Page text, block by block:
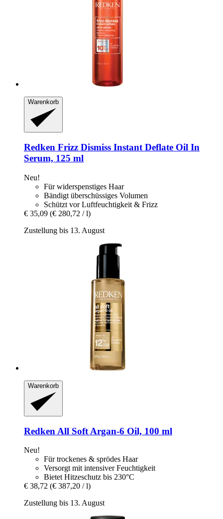
Warenkorb
Redken Frizz Dismiss Instant Deflate Oil In
Serum, 125 ml
Neu!
Für widerspenstiges Haar
Bändigt überschüssiges Volumen
Schützt vor Luftfeuchtigkeit & Frizz
€ 35,09 (€ 280,72 / l)
Zustellung bis 13. August
Warenkorb
Redken All Soft Argan-​6 Oil, 100 ml
Neu!
Für trockenes & sprödes Haar
Versorgt mit intensiver Feuchtigkeit
Bietet Hitzeschutz bis 230°C
€ 38,72 (€ 387,20 / l)
Zustellung bis 13. August